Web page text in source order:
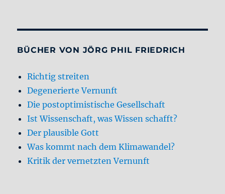
BÜCHER VON JÖRG PHIL FRIEDRICH
Richtig streiten
Degenerierte Vernunft
Die postoptimistische Gesellschaft
Ist Wissenschaft, was Wissen schafft?
Der plausible Gott
Was kommt nach dem Klimawandel?
Kritik der vernetzten Vernunft